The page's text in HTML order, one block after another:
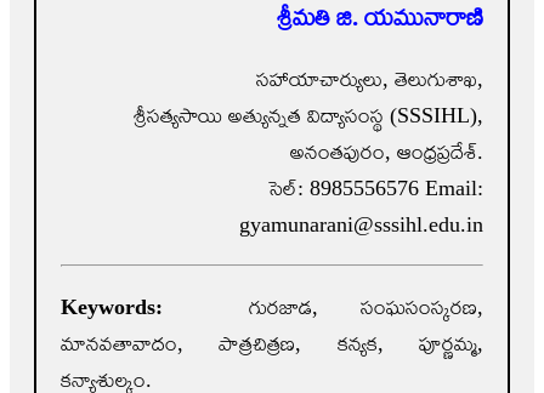
శ్రీమతి జి. యమునారాణి
సహాయాచార్యులు, తెలుగుశాఖ,
శ్రీసత్యసాయి అత్యున్నత విద్యాసంస్థ (SSSIHL),
అనంతపురం, ఆంధ్రప్రదేశ్.
సెల్: 8985556576 Email:
gyamunarani@sssihl.edu.in
Keywords: గురజాడ, సంఘసంస్కరణ,
మానవతావాదం, పాత్రచిత్రణ, కన్యక, పూర్ణమ్మ,
కన్యాశుల్కం.